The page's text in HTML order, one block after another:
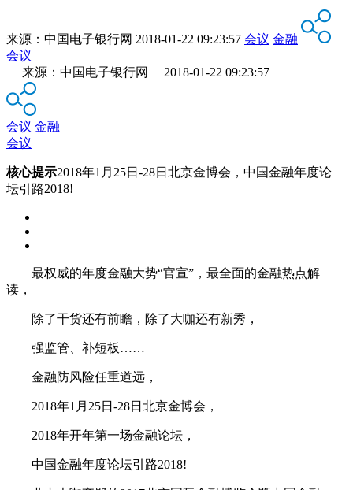
来源： 中国电子银行网 2018-01-22 09:23:57 会议 金融
会议
来源：中国电子银行网 2018-01-22 09:23:57
会议 金融
会议
核心提示2018年1月25日-28日北京金博会，中国金融年度论
坛引路2018!
最权威的年度金融大势“官宣”，最全面的金融热点解
读，
除了干货还有前瞻，除了大咖还有新秀，
强监管、补短板……
金融防风险任重道远，
2018年1月25日-28日北京金博会，
2018年开年第一场金融论坛，
中国金融年度论坛引路2018!